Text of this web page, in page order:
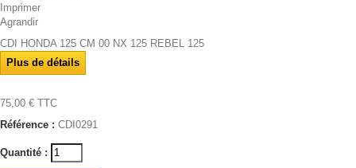
Imprimer
Agrandir
CDI HONDA 125 CM 00 NX 125 REBEL 125
Plus de détails
75,00 € TTC
Référence : CDI0291
Quantité :